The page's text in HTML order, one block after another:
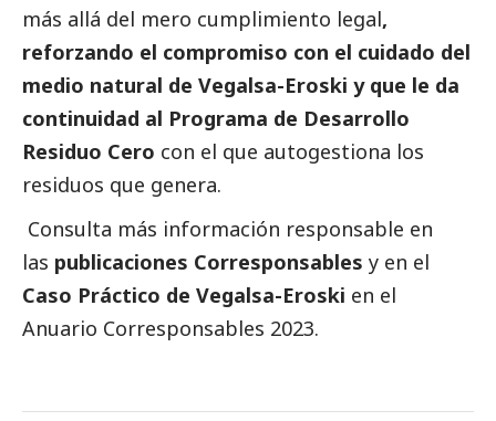
más allá del mero cumplimiento legal,
reforzando el compromiso con el cuidado del
medio natural de Vegalsa-Eroski y que le da
continuidad al Programa de Desarrollo
Residuo Cero con el que autogestiona los
residuos que genera.
Consulta más información responsable en
las publicaciones Corresponsables y en el
Caso Práctico de Vegalsa-Eroski en el
Anuario Corresponsables 2023.